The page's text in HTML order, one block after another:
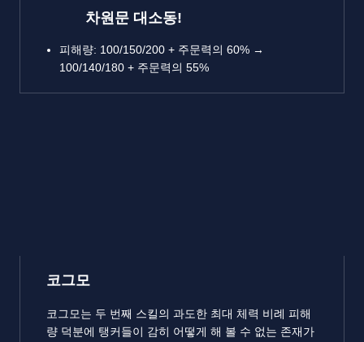
차원문 대소동!
피해량: 100/150/200 + 주문력의 60% →
100/140/180 + 주문력의 55%
코그모
코그모는 두 번째 스킬의 과도한 최대 체력 비례 피해
량 덕분에 탱커들이 감히 어떻게 해 볼 수 없는 존재가